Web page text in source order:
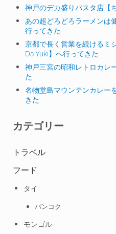
神戸のデカ盛りパスタ店【
あの超どろどろラーメンは
行ってきた
京都で長く営業を続けるミ
Da Yuki】へ行ってきた
神戸三宮の昭和レトロカレ
た
名物堂島マウンテンカレー
きた
カテゴリー
トラベル
フード
タイ
バンコク
モンゴル